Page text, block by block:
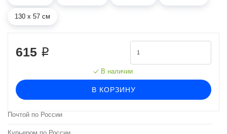
130 х 57 см
615 ₽
В наличии
В КОРЗИНУ
Почтой по России